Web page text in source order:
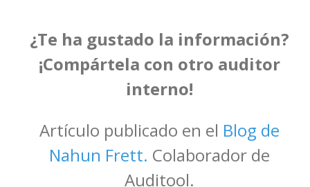
¿Te ha gustado la información?
¡Compártela con otro auditor
interno!
Artículo publicado en el Blog de
Nahun Frett. Colaborador de
Auditool.